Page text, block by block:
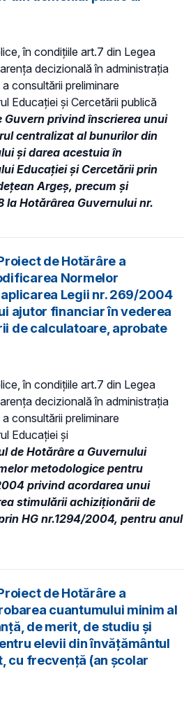
în condiţiile art.7 din Legea
decizională în administraţia
consultării preliminare
Educaţiei și Cercetării publică
Guvern privind înscrierea unui
centralizat al bunurilor din
și darea acestuia în
Educației și Cercetării prin
Argeș, precum şi
la Hotărârea Guvernului nr.
de Hotărâre a
Normelor
Legii nr. 269/2004
ajutor financiar în vederea
de calculatoare, aprobate
în condiţiile art.7 din Legea
decizională în administraţia
consultării preliminare
Educaţiei și
de Hotărâre a Guvernului
metodologice pentru
privind acordarea unui
stimulării achiziționării de
HG nr.1294/2004, pentru anul
de Hotărâre a
cuantumului minim al
de merit, de studiu și
elevii din învățământul
cu frecvență (an școlar